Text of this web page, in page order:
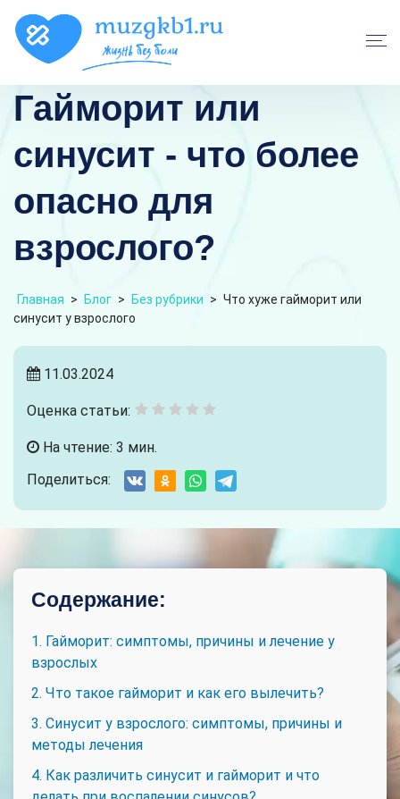
Гайморит или
синусит - что более
опасно для
взрослого?
Главная > Блог > Без рубрики > Что хуже гайморит или
синусит у взрослого
11.03.2024
Оценка статьи:
На чтение: 3 мин.
Поделиться:
Содержание:
1. Гайморит: симптомы, причины и лечение у
взрослых
2. Что такое гайморит и как его вылечить?
3. Синусит у взрослого: симптомы, причины и
методы лечения
4. Как различить синусит и гайморит и что